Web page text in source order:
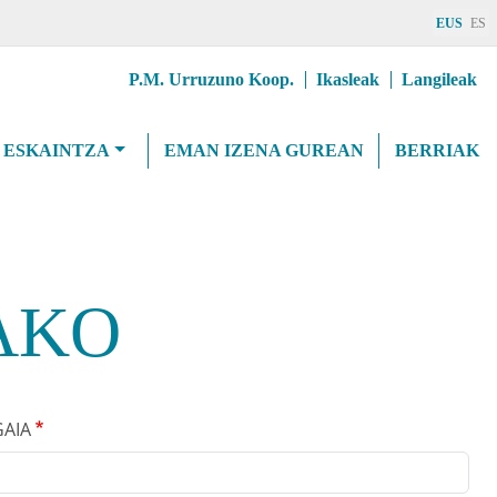
EUS ES
goiburuMenua
P.M. Urruzuno Koop. Ikasleak Langileak
EMAN IZENA GUREAN BERRIAK